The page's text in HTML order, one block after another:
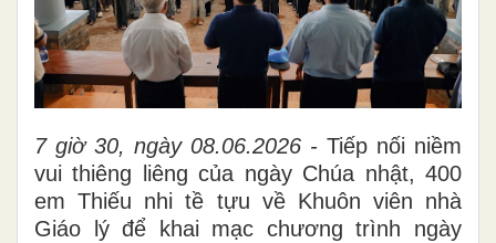
7 giờ 30, ngày 08.06.2026 - Tiếp nối niềm
vui thiêng liêng của ngày Chúa nhật, 400
em Thiếu nhi tề tựu về Khuôn viên nhà
Giáo lý để khai mạc chương trình ngày